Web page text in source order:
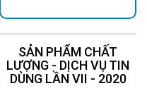
SẢN PHẨM CHẤT
LƯỢNG - DỊCH VỤ TIN
DÙNG LẦN VII - 2020